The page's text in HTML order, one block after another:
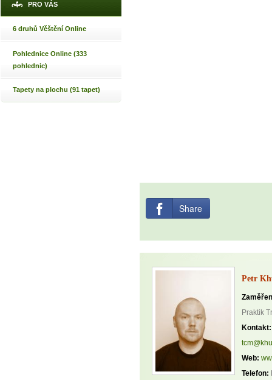
PRO VÁS
6 druhů Věštění Online
Pohlednice Online (333
pohlednic)
Tapety na plochu (91 tapet)
Share
Petr
Praktik
Kontakt:
Web:
Telefon: